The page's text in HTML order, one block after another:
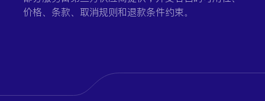
价格、条款、取消规则和退款条件约束。